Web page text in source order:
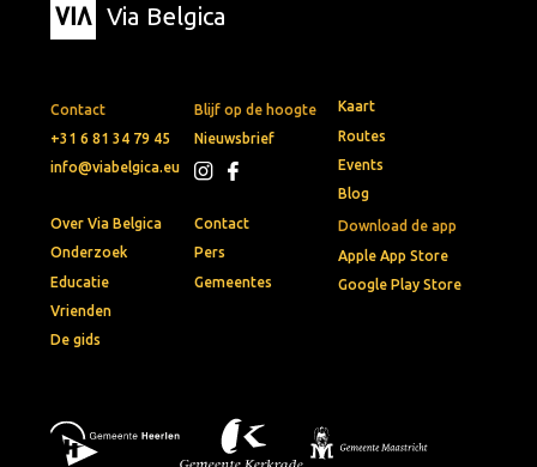
Via Belgica
Contact
+31 6 81 34 79 45
info@viabelgica.eu
Blijf op de hoogte
Nieuwsbrief
Download de app
Apple App Store
Google Play Store
Kaart
Routes
Events
Blog
Over Via Belgica
Onderzoek
Educatie
Vrienden
De gids
Contact
Pers
Gemeentes